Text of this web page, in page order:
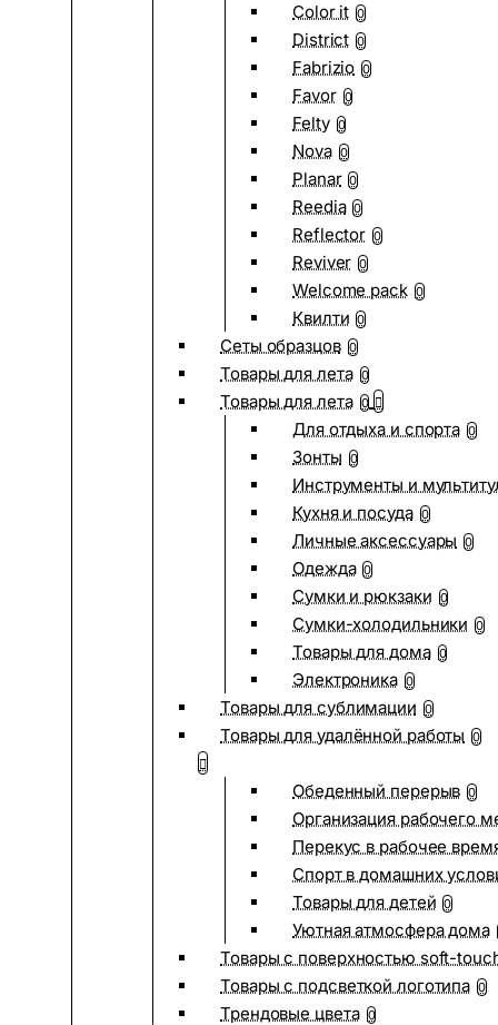
Color it 0
District 0
Fabrizio 0
Favor 0
Felty 0
Nova 0
Planar 0
Reedia 0
Reflector 0
Reviver 0
Welcome pack 0
Квилти 0
Сеты образцов 0
Товары для лета 0
Товары для лета 0
Для отдыха и спорта 0
Зонты 0
Инструменты и
Кухня и посуда 0
Личные аксессуары 0
Одежда 0
Сумки и рюкзаки 0
Сумки-холодильники 0
Товары для дома 0
Электроника 0
Товары для сублимации 0
Товары для удалённой работы 0
Обеденный перерыв 0
Организация рабочего
Перекус в рабочее
Спорт в домашних
Товары для детей 0
Уютная атмосфера дома
Товары с поверхностью soft-
Товары с подсветкой логотипа 0
Трендовые цвета 0